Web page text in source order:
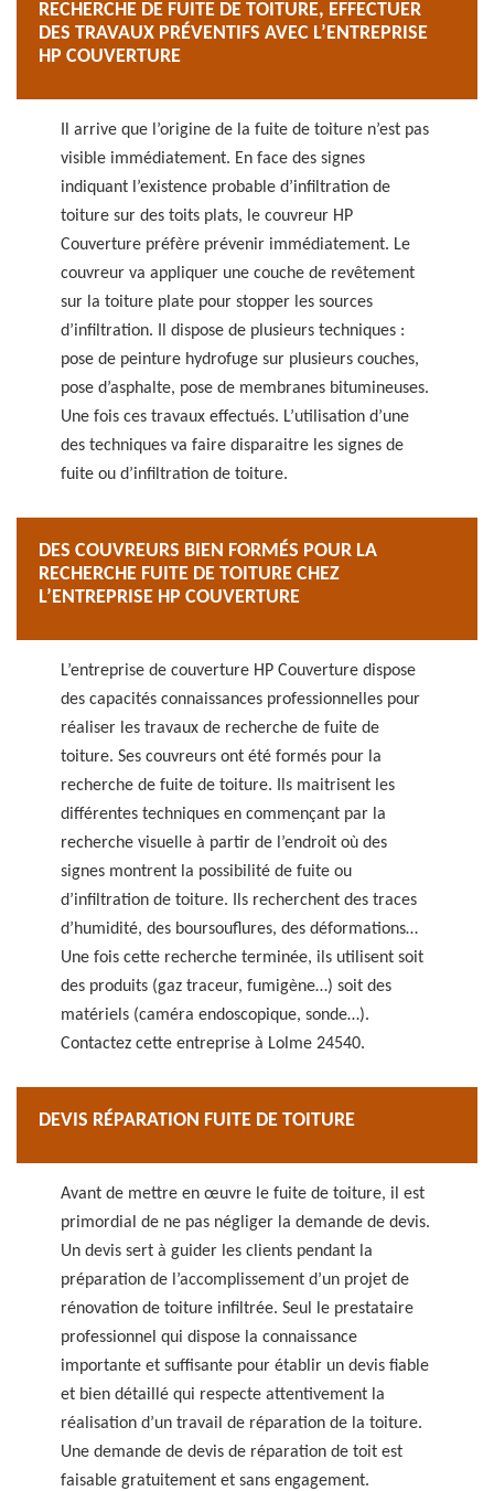
RECHERCHE DE FUITE DE TOITURE, EFFECTUER
DES TRAVAUX PRÉVENTIFS AVEC L’ENTREPRISE
HP COUVERTURE
Il arrive que l’origine de la fuite de toiture n’est pas
visible immédiatement. En face des signes
indiquant l’existence probable d’infiltration de
toiture sur des toits plats, le couvreur HP
Couverture préfère prévenir immédiatement. Le
couvreur va appliquer une couche de revêtement
sur la toiture plate pour stopper les sources
d’infiltration. Il dispose de plusieurs techniques :
pose de peinture hydrofuge sur plusieurs couches,
pose d’asphalte, pose de membranes bitumineuses.
Une fois ces travaux effectués. L’utilisation d’une
des techniques va faire disparaitre les signes de
fuite ou d’infiltration de toiture.
DES COUVREURS BIEN FORMÉS POUR LA
RECHERCHE FUITE DE TOITURE CHEZ
L’ENTREPRISE HP COUVERTURE
L’entreprise de couverture HP Couverture dispose
des capacités connaissances professionnelles pour
réaliser les travaux de recherche de fuite de
toiture. Ses couvreurs ont été formés pour la
recherche de fuite de toiture. Ils maitrisent les
différentes techniques en commençant par la
recherche visuelle à partir de l’endroit où des
signes montrent la possibilité de fuite ou
d’infiltration de toiture. Ils recherchent des traces
d’humidité, des boursouflures, des déformations…
Une fois cette recherche terminée, ils utilisent soit
des produits (gaz traceur, fumigène…) soit des
matériels (caméra endoscopique, sonde…).
Contactez cette entreprise à Lolme 24540.
DEVIS RÉPARATION FUITE DE TOITURE
Avant de mettre en œuvre le fuite de toiture, il est
primordial de ne pas négliger la demande de devis.
Un devis sert à guider les clients pendant la
préparation de l’accomplissement d’un projet de
rénovation de toiture infiltrée. Seul le prestataire
professionnel qui dispose la connaissance
importante et suffisante pour établir un devis fiable
et bien détaillé qui respecte attentivement la
réalisation d’un travail de réparation de la toiture.
Une demande de devis de réparation de toit est
faisable gratuitement et sans engagement.